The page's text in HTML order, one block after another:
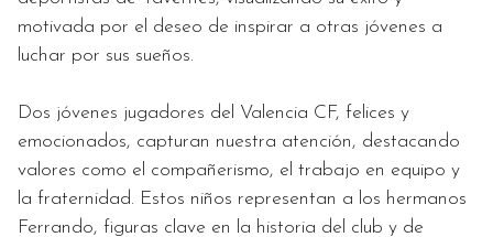
motivada por el deseo de inspirar a otras jóvenes a
luchar por sus sueños.
Dos jóvenes jugadores del Valencia CF, felices y
emocionados, capturan nuestra atención, destacando
valores como el compañerismo, el trabajo en equipo y
la fraternidad. Estos niños representan a los hermanos
Ferrando, figuras clave en la historia del club y de